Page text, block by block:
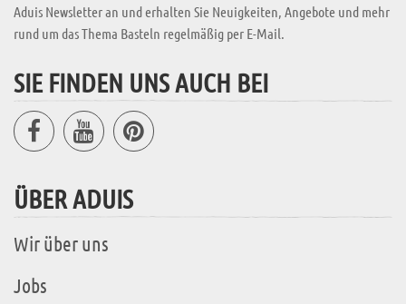
Aduis Newsletter an und erhalten Sie Neuigkeiten, Angebote und mehr
rund um das Thema Basteln regelmäßig per E-Mail.
SIE FINDEN UNS AUCH BEI
ÜBER ADUIS
Wir über uns
Jobs